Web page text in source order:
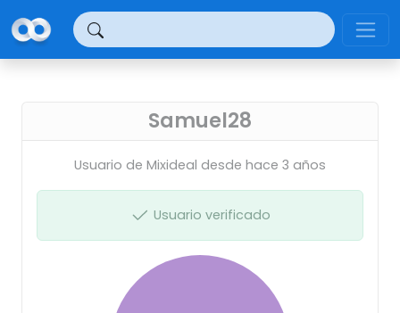
Samuel28
Usuario de Mixideal desde hace 3 años
Usuario verificado
Panel de gestión de cookies